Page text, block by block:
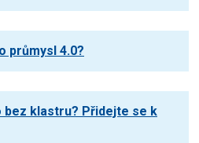
průmysl 4.0?
bez klastru? Přidejte se k